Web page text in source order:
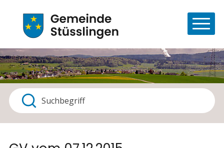
Suchbegriff
Suche starten